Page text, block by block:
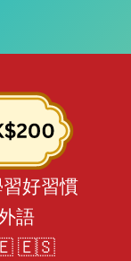
好習慣
語
🇪🇸